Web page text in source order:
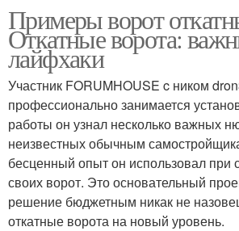
Примеры ворот
Откатные ворота:
лайфхаки
Участник FORUMHOUSE c ником
профессионально занимается
работы он узнал несколько важных
неизвестных обычным
бесценный опыт он использовал при
своих ворот. Это основательный
решение бюджетным никак не
откатные ворота на новый уровень.